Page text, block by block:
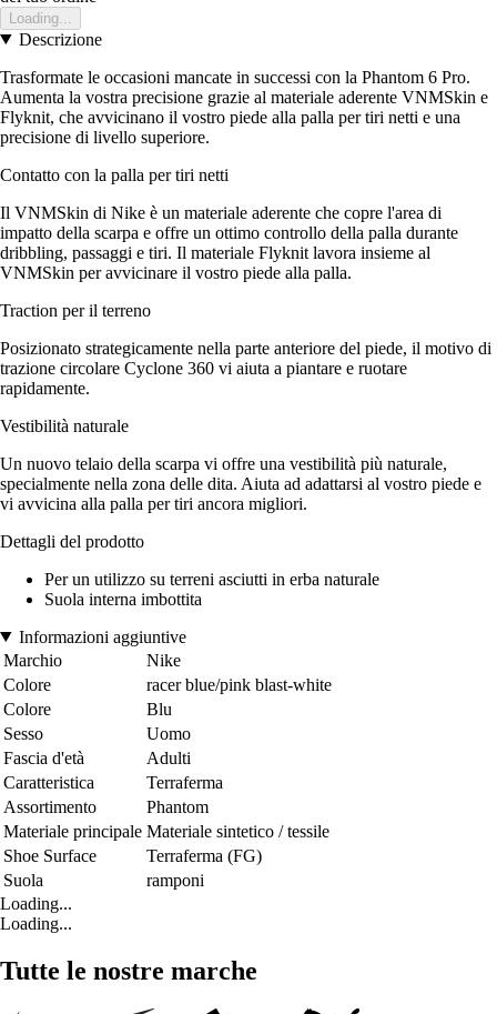
Loading...
Descrizione
Trasformate le occasioni mancate in successi con la Phantom 6 Pro.
Aumenta la vostra precisione grazie al materiale aderente VNMSkin e
Flyknit, che avvicinano il vostro piede alla palla per tiri netti e una
precisione di livello superiore.
Contatto con la palla per tiri netti
Il VNMSkin di Nike è un materiale aderente che copre l'area di
impatto della scarpa e offre un ottimo controllo della palla durante
dribbling, passaggi e tiri. Il materiale Flyknit lavora insieme al
VNMSkin per avvicinare il vostro piede alla palla.
Traction per il terreno
Posizionato strategicamente nella parte anteriore del piede, il motivo di
trazione circolare Cyclone 360 vi aiuta a piantare e ruotare
rapidamente.
Vestibilità naturale
Un nuovo telaio della scarpa vi offre una vestibilità più naturale,
specialmente nella zona delle dita. Aiuta ad adattarsi al vostro piede e
vi avvicina alla palla per tiri ancora migliori.
Dettagli del prodotto
Per un utilizzo su terreni asciutti in erba naturale
Suola interna imbottita
Informazioni aggiuntive
Marchio
Nike
Colore
racer blue/pink blast-white
Colore
Blu
Sesso
Uomo
Fascia d'età
Adulti
Caratteristica
Terraferma
Assortimento
Phantom
Materiale principale Materiale sintetico / tessile
Shoe Surface
Terraferma (FG)
Suola
ramponi
Loading...
Loading...
Tutte le nostre marche